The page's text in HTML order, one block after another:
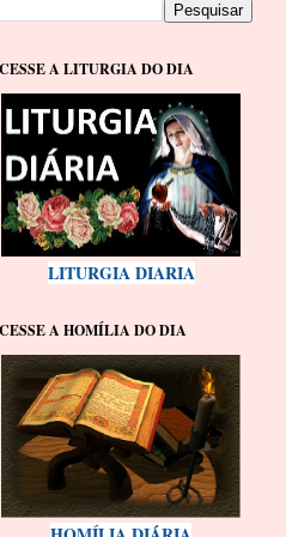
A LITURGIA DO DIA
LITURGIA DIARIA
A HOMÍLIA DO DIA